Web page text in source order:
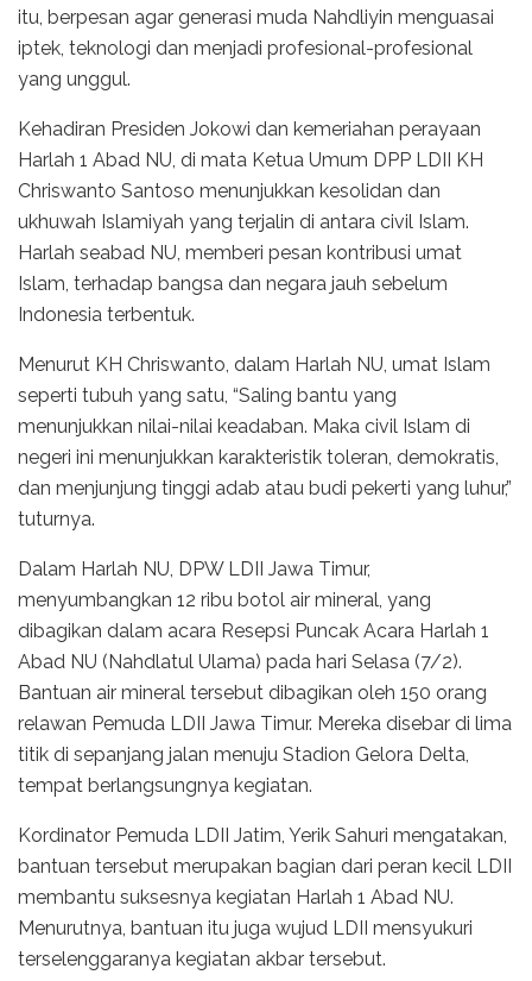
itu, berpesan agar generasi muda Nahdliyin menguasai
iptek, teknologi dan menjadi profesional-profesional
yang unggul.
Kehadiran Presiden Jokowi dan kemeriahan perayaan
Harlah 1 Abad NU, di mata Ketua Umum DPP LDII KH
Chriswanto Santoso menunjukkan kesolidan dan
ukhuwah Islamiyah yang terjalin di antara civil Islam.
Harlah seabad NU, memberi pesan kontribusi umat
Islam, terhadap bangsa dan negara jauh sebelum
Indonesia terbentuk.
Menurut KH Chriswanto, dalam Harlah NU, umat Islam
seperti tubuh yang satu, “Saling bantu yang
menunjukkan nilai-nilai keadaban. Maka civil Islam di
negeri ini menunjukkan karakteristik toleran, demokratis,
dan menjunjung tinggi adab atau budi pekerti yang luhur,”
tuturnya.
Dalam Harlah NU, DPW LDII Jawa Timur,
menyumbangkan 12 ribu botol air mineral, yang
dibagikan dalam acara Resepsi Puncak Acara Harlah 1
Abad NU (Nahdlatul Ulama) pada hari Selasa (7/2).
Bantuan air mineral tersebut dibagikan oleh 150 orang
relawan Pemuda LDII Jawa Timur. Mereka disebar di lima
titik di sepanjang jalan menuju Stadion Gelora Delta,
tempat berlangsungnya kegiatan.
Kordinator Pemuda LDII Jatim, Yerik Sahuri mengatakan,
bantuan tersebut merupakan bagian dari peran kecil LDII
membantu suksesnya kegiatan Harlah 1 Abad NU.
Menurutnya, bantuan itu juga wujud LDII mensyukuri
terselenggaranya kegiatan akbar tersebut.